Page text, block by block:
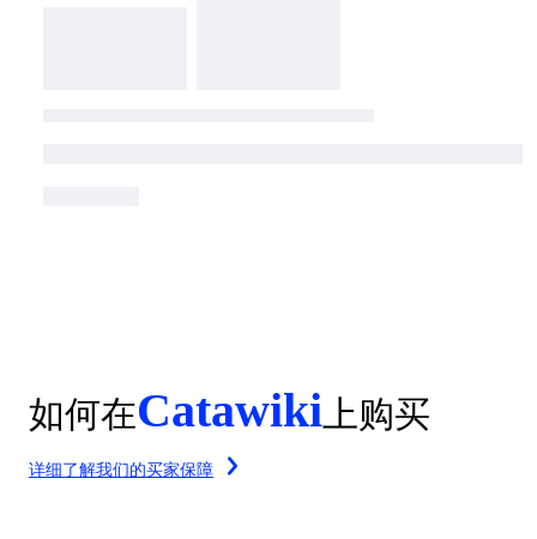
如何在Catawiki 上购买
详细了解我们的买家保障